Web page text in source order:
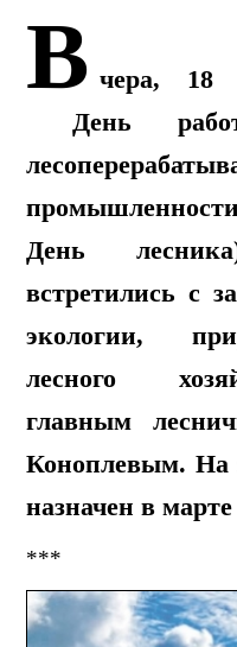
В чера, 18
День
День
встретились с
экологии,
лесного
главным
Коноплевым. На
назначен в марте
***